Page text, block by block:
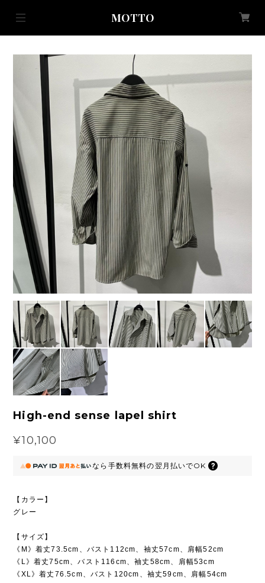
MOTTO
High-end sense lapel shirt
¥10,100
なら 手数料無料の翌月払いでOK
【カラー】
グレー
【サイズ】
《M》着丈73.5cm、バスト112cm、袖丈57cm、肩幅52cm
《L》着丈75cm、バスト116cm、袖丈58cm、肩幅53cm
《XL》着丈76.5cm、バスト120cm、袖丈59cm、肩幅54cm